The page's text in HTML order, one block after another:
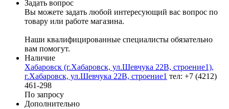
Задать вопрос
Вы можете задать любой интересующий вас вопрос по
товару или работе магазина.
Наши квалифицированные специалисты обязательно
вам помогут.
Наличие
Хабаровск (г.Хабаровск, ул.Шевчука 22В, строение1),
г.Хабаровск, ул.Шевчука 22В, строение1 тел: +7 (4212)
461-298
По запросу
Дополнительно